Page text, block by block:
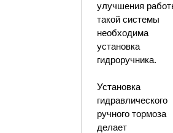
улучшения
такой системы
необходима
установка
гидроручника.
Установка
гидравлического
ручного тормоза
делает